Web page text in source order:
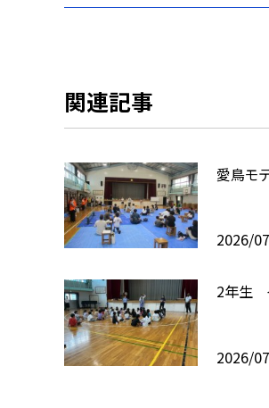
関連記事
愛鳥モ
2026/
2年生
2026/